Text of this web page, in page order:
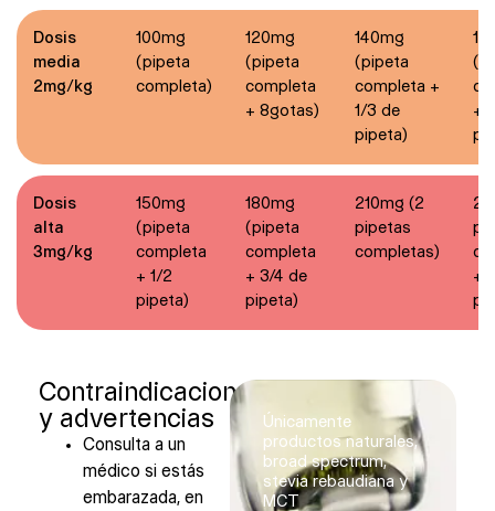
Dosis
media
2mg/kg
100mg
(pipeta
completa)
120mg
(pipeta
completa
+ 8gotas)
140mg
(pipeta
completa +
1/3 de
pipeta)
+
Dosis
alta
3mg/kg
150mg
(pipeta
completa
+ 1/2
pipeta)
180mg
(pipeta
completa
+ 3/4 de
pipeta)
210mg (2
pipetas
completas)
+
Contraindicaciones
y advertencias
Consulta a un
médico si estás
embarazada, en
Únicamente
productos naturales,
broad spectrum,
stevia rebaudiana y
MCT